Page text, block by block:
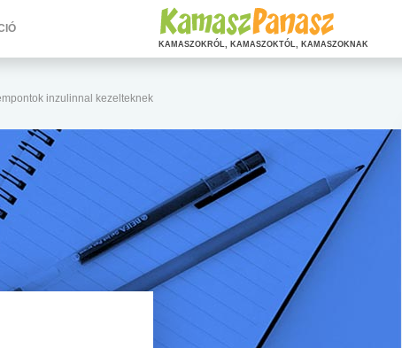
inzulinnal kezelteknek
KAMASZOKRÓL, KAMASZOKTÓL, KAMASZOKNAK